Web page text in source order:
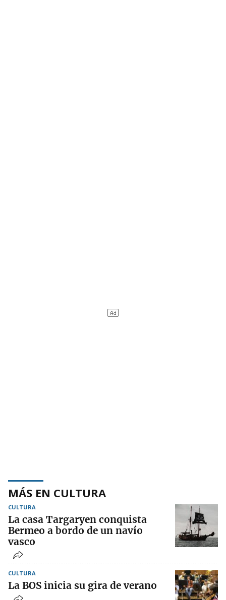
MÁS EN CULTURA
CULTURA
La casa Targaryen conquista
Bermeo a bordo de un navío
vasco
CULTURA
La BOS inicia su gira de verano